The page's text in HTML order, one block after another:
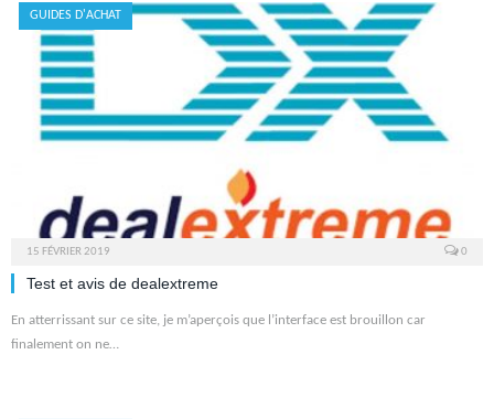
GUIDES D'ACHAT
15 FÉVRIER 2019 0
Test et avis de dealextreme
En atterrissant sur ce site, je m’aperçois que l’interface est brouillon car
finalement on ne…